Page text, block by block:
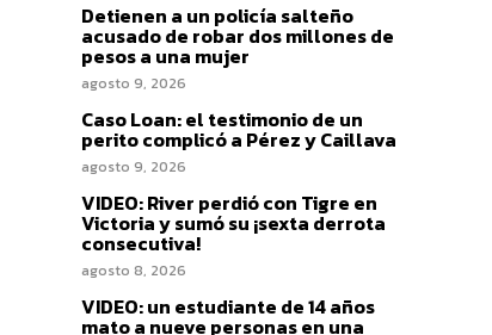
Detienen a un policía salteño
acusado de robar dos millones de
pesos a una mujer
agosto 9, 2026
Caso Loan: el testimonio de un
perito complicó a Pérez y Caillava
agosto 9, 2026
VIDEO: River perdió con Tigre en
Victoria y sumó su ¡sexta derrota
consecutiva!
agosto 8, 2026
VIDEO: un estudiante de 14 años
mato a nueve personas en una